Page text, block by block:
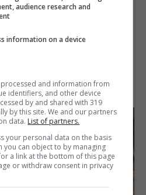
tutte le tipologie di ricette, con un
PIANO
audience research and
information on a device
and information from
identifiers, and other device
by and shared with 319
by this site. We and our partners
data. List of partners.
your personal data on the basis
you can object to by managing
a link at the bottom of this page
or withdraw consent in privacy